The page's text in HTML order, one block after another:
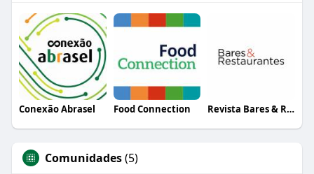
Conexão Abrasel Food Connection Revista Bares & Restaurantes
Comunidades(5)